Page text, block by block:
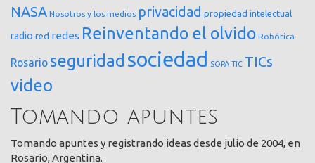
NASA Nosotros y los medios privacidad propiedad intelectual
radio red redes Reinventando el olvido Robótica
Rosario seguridad sociedad SOPA TIC TICs
video
Tomando apuntes
Tomando apuntes y registrando ideas desde julio de 2004, en
Rosario, Argentina.